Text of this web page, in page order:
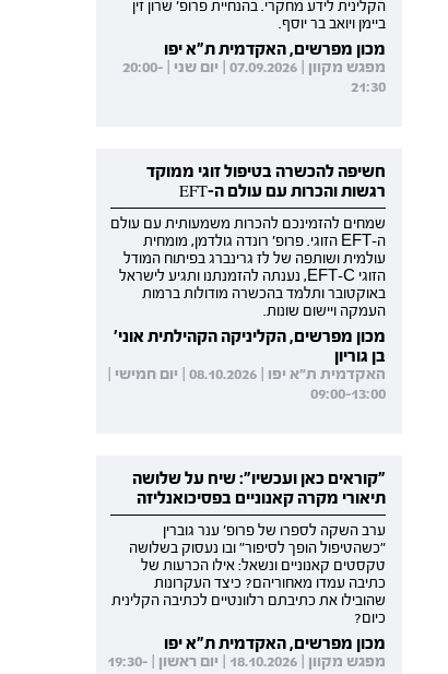
הקלינית לידע מחקרי. בהנחיית פרופ' שרון זין
ביימן ויואב בר יוסף.
מכון מפרשים, האקדמית ת"א יפו
מפגש מקוון | 07.09.2026 | יום שני | 20:00-
21:30
חשיפה להכשרה בטיפול זוגי ממוקד
רגשות והכרות עם עולם ה-EFT
שמחים להזמינכם להכרות משמעותית עם עולם
ה-EFT הזוגי. פרופ' רונדה גולדמן, מומחית
עולמית ושותפה של לז גרינברג בפיתוח המודל
הזוגי EFT-C, נענתה להזמנתנו ותגיע לישראל
באוקטובר ותלמד בהכשרה מודולות ברמות
העמקה ויישום שונות.
מכון מפרשים, הקליניקה הקהילתית אוני'
בן גוריון
האקדמית ת"א יפו | 08.10.2026 | יום חמישי |
09:00-13:00
"קוראים כאן ועכשיו": שיח על שלושה
תיאורי מקרה קאנוניים בפסיכואנליזה
ערב השקה לספרו של פרופ' ענר גוברין
"כשהטיפול הופך לסיפור" ובו נעסוק בשלושה
טקסטים קאנוניים ונשאל: אילו הכרעות של
כתיבה עמדו מאחוריהם? כיצד העקרונות
שהובילו את כתיבתם רלוונטיים לכתיבה הקלינית
כיום?
מכון מפרשים, האקדמית ת"א יפו
מפגש מקוון | 18.10.2026 | יום ראשון | 19:30-